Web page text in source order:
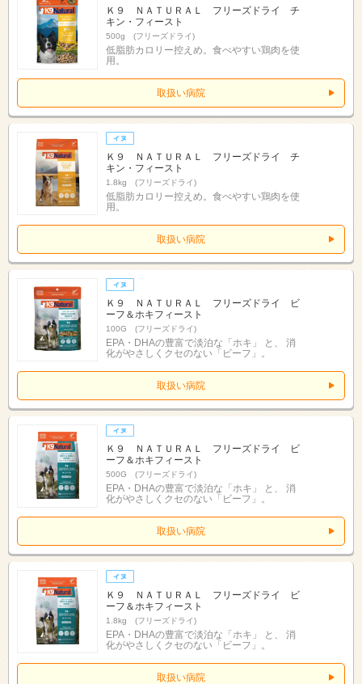
Ｋ９ ＮＡＴＵＲＡＬ フリーズドライ チ
キン・フィースト
500g (フリーズドライ)
低脂肪カロリー控えめ。食べやすい鶏肉を使
用。
取扱い病院
Ｋ９ ＮＡＴＵＲＡＬ フリーズドライ チ
キン・フィースト
1.8kg (フリーズドライ)
低脂肪カロリー控えめ。食べやすい鶏肉を使
用。
取扱い病院
Ｋ９ ＮＡＴＵＲＡＬ フリーズドライ ビ
ーフ＆ホキフィースト
100G (フリーズドライ)
EPA・DHAの豊富で淡泊な「ホキ」 と、 消
化がやさしくクセのない「ビーフ」。
取扱い病院
Ｋ９ ＮＡＴＵＲＡＬ フリーズドライ ビ
ーフ＆ホキフィースト
500G (フリーズドライ)
EPA・DHAの豊富で淡泊な「ホキ」 と、 消
化がやさしくクセのない「ビーフ」。
取扱い病院
Ｋ９ ＮＡＴＵＲＡＬ フリーズドライ ビ
ーフ＆ホキフィースト
1.8kg (フリーズドライ)
EPA・DHAの豊富で淡泊な「ホキ」 と、 消
化がやさしくクセのない「ビーフ」。
取扱い病院